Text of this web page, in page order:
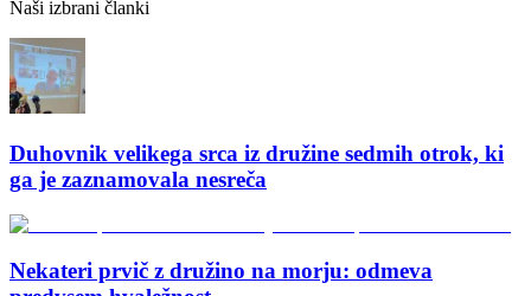
Naši izbrani članki
Duhovnik velikega srca iz družine sedmih otrok, ki
ga je zaznamovala nesreča
Nekateri prvič z družino na morju: odmeva